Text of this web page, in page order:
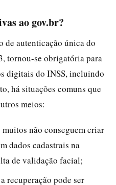
ao gov.br?
de autenticação única do
tornou-se obrigatória para
digitais do INSS, incluindo
há situações comuns que
meios:
muitos não conseguem criar
dados cadastrais na
de validação facial;
recuperação pode ser